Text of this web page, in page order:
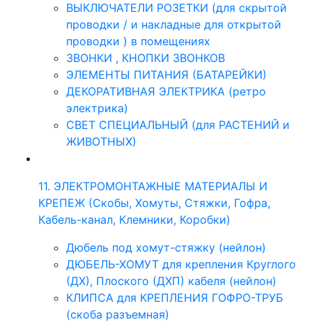
ВЫКЛЮЧАТЕЛИ РОЗЕТКИ (для скрытой
проводки / и накладные для открытой
проводки ) в помещениях
ЗВОНКИ , КНОПКИ ЗВОНКОВ
ЭЛЕМЕНТЫ ПИТАНИЯ (БАТАРЕЙКИ)
ДЕКОРАТИВНАЯ ЭЛЕКТРИКА (ретро
электрика)
СВЕТ СПЕЦИАЛЬНЫЙ (для РАСТЕНИЙ и
ЖИВОТНЫХ)
11. ЭЛЕКТРОМОНТАЖНЫЕ МАТЕРИАЛЫ И
КРЕПЕЖ (Скобы, Хомуты, Стяжки, Гофра,
Кабель-канал, Клемники, Коробки)
Дюбель под хомут-стяжку (нейлон)
ДЮБЕЛЬ-ХОМУТ для крепления Круглого
(ДХ), Плоского (ДХП) кабеля (нейлон)
КЛИПСА для КРЕПЛЕНИЯ ГОФРО-ТРУБ
(скоба разъемная)